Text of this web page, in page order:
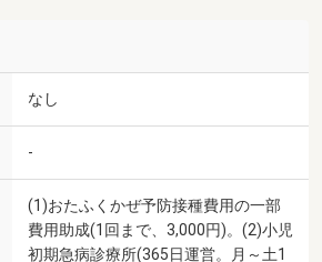
なし
-
(1)おたふくかぜ予防接種費用の一部
費用助成(1回まで、3,000円)。(2)小児
初期急病診療所(365日運営。月～土1